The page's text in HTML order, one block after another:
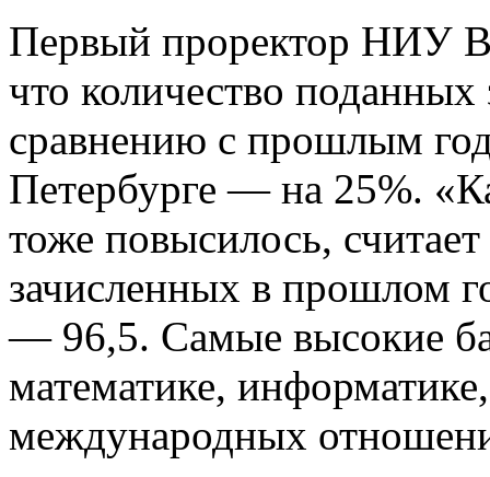
Первый проректор НИУ
что количество
сравнению с прошлым
Петербурге — на 25%.
тоже повысилось,
зачисленных в прошлом
— 96,5. Самые высокие
математике,
международных